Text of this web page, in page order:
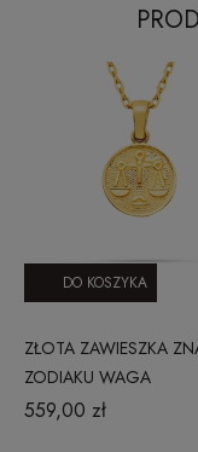
ZŁOTA ZAWIESZKA
ZODIAKU WAGA
559,00 zł
DO KOSZYKA